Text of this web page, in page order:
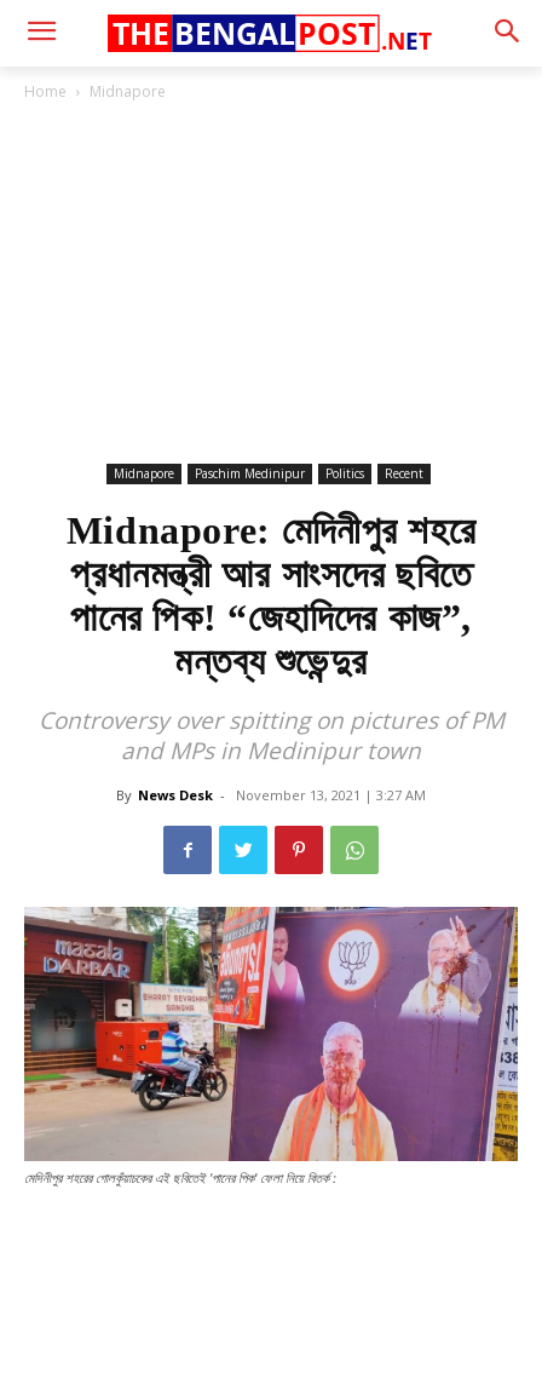
.NET
THE BENGALPOST
Home Midnapore
Midnapore Paschim Medinipur Politics Recent
Midnapore: মেদিনীপুর শহরে
প্রধানমন্ত্রী আর সাংসদের ছবিতে
পানের পিক! “জেহাদিদের কাজ”,
মন্তব্য শুভেন্দুর
Controversy over spitting on pictures of PM
and MPs in Medinipur town
By News Desk - November 13, 2021 | 3:27 AM
মেদিনীপুর শহরের গোলকুঁয়াচকের এই ছবিতেই 'পানের পিক' ফেলা নিয়ে বিতর্ক :